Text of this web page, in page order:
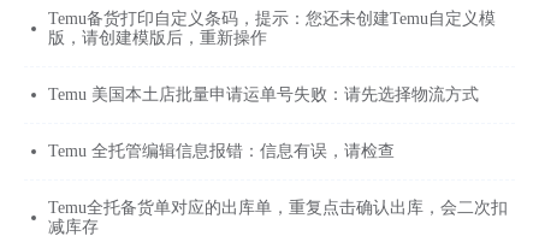
Temu备货打印自定义条码，提示：您还未创建Temu自定义模
版，请创建模版后，重新操作
Temu 美国本土店批量申请运单号失败：请先选择物流方式
Temu 全托管编辑信息报错：信息有误，请检查
Temu全托备货单对应的出库单，重复点击确认出库，会二次扣
减库存